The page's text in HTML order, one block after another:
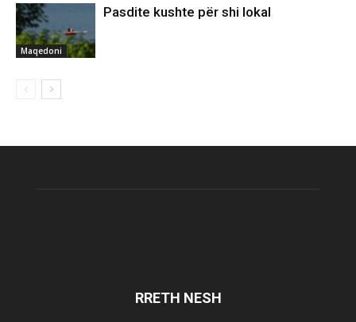
Maqedoni
Pasdite kushte për shi lokal
RRETH NESH